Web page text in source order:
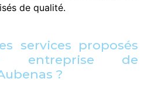
de qualité.
services proposés
entreprise de
?